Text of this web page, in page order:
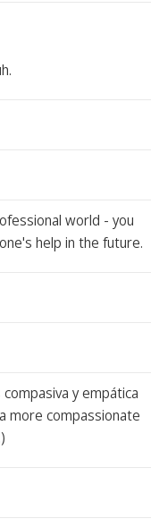
world - you
help in the future.
y empática
more compassionate